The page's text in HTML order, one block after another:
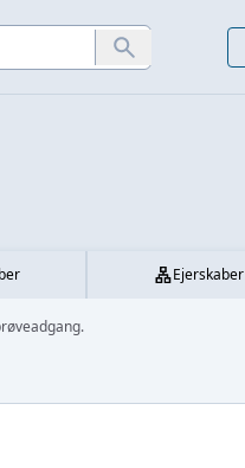
Ejerskaber